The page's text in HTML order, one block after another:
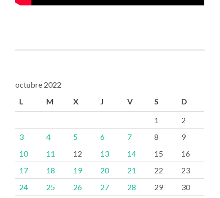
octubre 2022
L
M X J V S D
1
2
3
4 5 6 7 8
9
10
11 12 13 14 15
16
17
18 19 20 21 22
23
24
25 26 27 28 29
30